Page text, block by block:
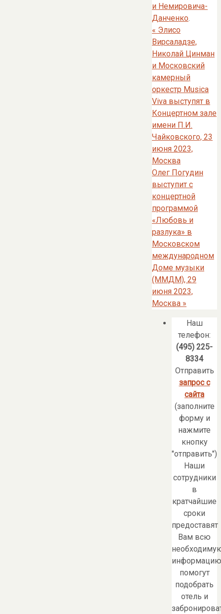
и Немировича-
Данченко.
« Элисо
Вирсаладзе,
Николай Цинман
и Московский
камерный
оркестр Musica
Viva выступят в
Концертном зале
имени П.И.
Чайковского, 23
июня 2023,
Москва
Олег Погудин
выступит с
концертной
программой
«Любовь и
разлука» в
Московском
международном
Доме музыки
(ММДМ), 29
июня 2023,
Москва »
Наш
телефон:
(495) 225-
8334
Отправить
запрос с
сайта
(заполните
форму и
нажмите
кнопку
"отправить")
Наши
сотрудники
в
кратчайшие
сроки
предоставят
Вам всю
помогут
подобрать
отель и